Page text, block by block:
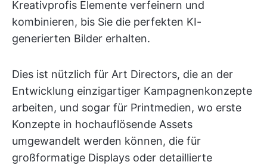
Kreativprofis Elemente verfeinern und
kombinieren, bis Sie die perfekten KI-
generierten Bilder erhalten.
Dies ist nützlich für Art Directors, die an der
Entwicklung einzigartiger Kampagnenkonzepte
arbeiten, und sogar für Printmedien, wo erste
Konzepte in hochauflösende Assets
umgewandelt werden können, die für
großformatige Displays oder detaillierte